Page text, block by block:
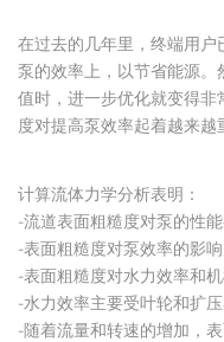
在过去的几年里，终端用
泵的效率上，以节省能源
值时，进一步优化就变得
度对提高泵效率起着越来越
计算流体力学分析表明：
-流道表面粗糙度对泵的性能
-表面粗糙度对泵效率的影响
-表面粗糙度对水力效率和
-水力效率主要受叶轮和扩
-随着流量和转速的增加，